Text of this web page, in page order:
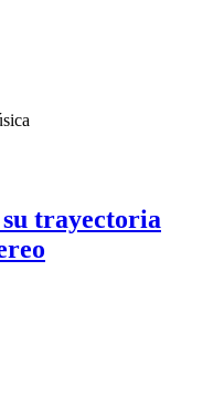
trayectoria